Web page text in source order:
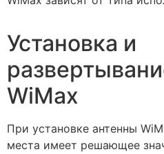
Установка и
WiMax
При установке антенны
места имеет решающее